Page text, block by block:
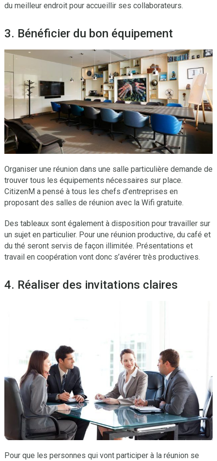
du meilleur endroit pour accueillir ses collaborateurs.
3. Bénéficier du bon équipement
Organiser une réunion dans une salle particulière demande de
trouver tous les équipements nécessaires sur place.
CitizenM a pensé à tous les chefs d’entreprises en
proposant des salles de réunion avec la Wifi gratuite.
Des tableaux sont également à disposition pour travailler sur
un sujet en particulier. Pour une réunion productive, du café et
du thé seront servis de façon illimitée. Présentations et
travail en coopération vont donc s’avérer très productives.
4. Réaliser des invitations claires
Pour que les personnes qui vont participer à la réunion se